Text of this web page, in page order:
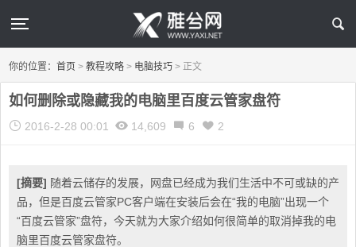
你的位置：首页 > 教程攻略 > 电脑技巧 > 正文
如何删除或隐藏我的电脑里百度云管家盘符
2016-2-28 00:01 14,609 6 2
[摘要] 随着云储存的发展，网盘已经成为我们生活中不可或缺的产
品，但是百度云管家PC客户端在安装后会在“我的电脑”出现一个
“百度云管家”盘符，今天就为大家介绍如何很简单的取消掉我的电
脑里百度云管家盘符。